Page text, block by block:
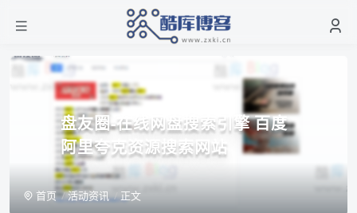
盘友圈-在线网盘搜索引擎 百度
阿里夸克资源搜索网站
首页 活动资讯 正文